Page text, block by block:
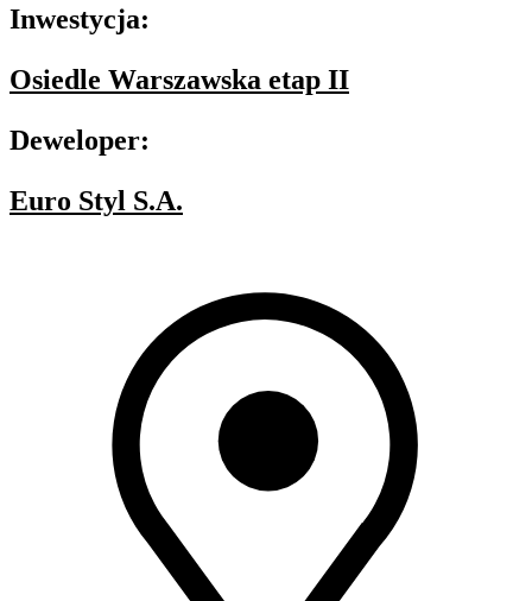
Inwestycja:
Osiedle Warszawska etap II
Deweloper:
Euro Styl S.A.